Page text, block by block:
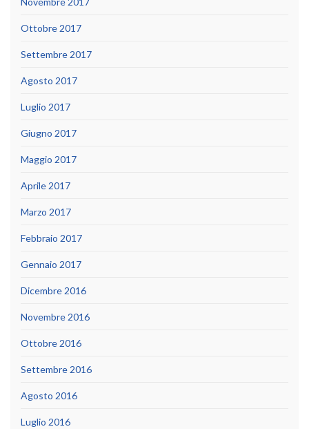
Ottobre 2017
Settembre 2017
Agosto 2017
Luglio 2017
Giugno 2017
Maggio 2017
Aprile 2017
Marzo 2017
Febbraio 2017
Gennaio 2017
Dicembre 2016
Novembre 2016
Ottobre 2016
Settembre 2016
Agosto 2016
Luglio 2016